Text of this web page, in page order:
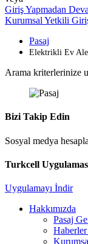
Giriş Yapmadan
Kurumsal Yetkili
Pasaj
Elektrikli Ev
Arama kriterlerinize
Bizi Takip Edin
Sosyal medya
Turkcell
Uygulamayı İndir
Hakkımızda
Pasaj